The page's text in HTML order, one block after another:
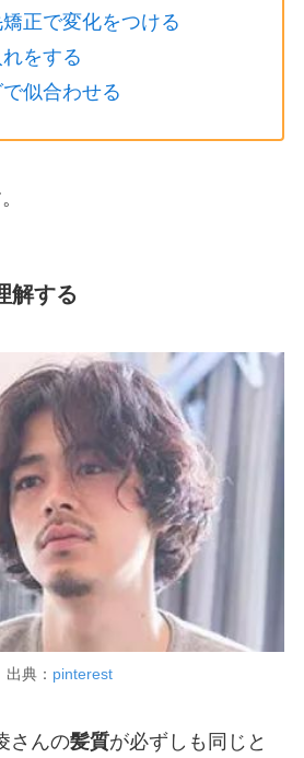
正で変化をつける
をする
似合わせる
解する
出典： pinterest
さんの髪質が必ずしも同じと